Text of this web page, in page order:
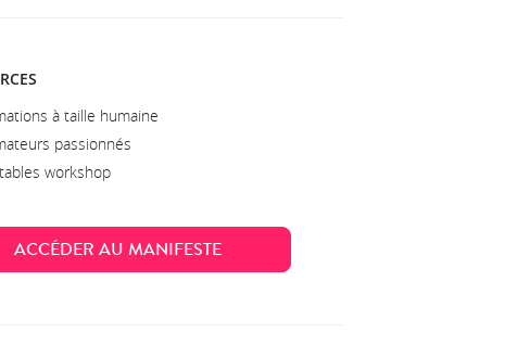
à taille humaine
passionnés
workshop
ACCÉDER AU MANIFESTE